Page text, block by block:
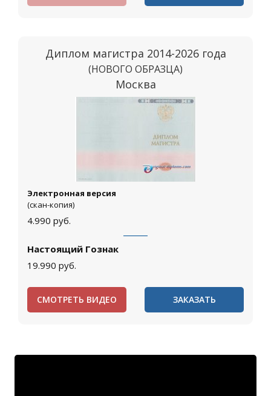
Диплом магистра 2014-2026 года
(НОВОГО ОБРАЗЦА)
Москва
Электронная версия
(скан-копия)
4.990 руб.
Настоящий Гознак
19.990 руб.
СМОТРЕТЬ ВИДЕО ЗАКАЗАТЬ